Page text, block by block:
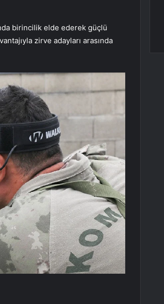
birincilik elde ederek güçlü
zirve adayları arasında